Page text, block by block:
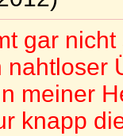
gar
nahtloser
meiner
knapp